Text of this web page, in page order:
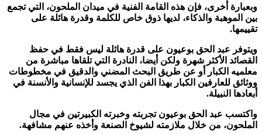
وبعبارة أخرى، فإن هذه القامة الفنية في ميدان الملحون، التي تجمع
بين الموهبة والذكاء، لديها ذوق خاص للكلمة وقدرة هائلة على
تقييمها.
ويتوفر عبد الحق بوعيون على قدرة هائلة ليس فقط في حفظ
القصائد الأكثر شهرة ولكن أيضا، النادرة التي تلقاها مباشرة من
معلميه الكبار أو عن طريق البحث المضني والدقيق في مخطوطات
ووثائق للعارفين الكبار بهذا الفن الذي يجسد للإنسانية والأنسنة في
أبعادها النبيلة.
واكتسب عبد الحق بوعيون تجربته وخبرته الكبيرتين في مجال
الملحون، من خلال ملازمته لشيوخ الصنعة وأخذه عنهم مشافهة.